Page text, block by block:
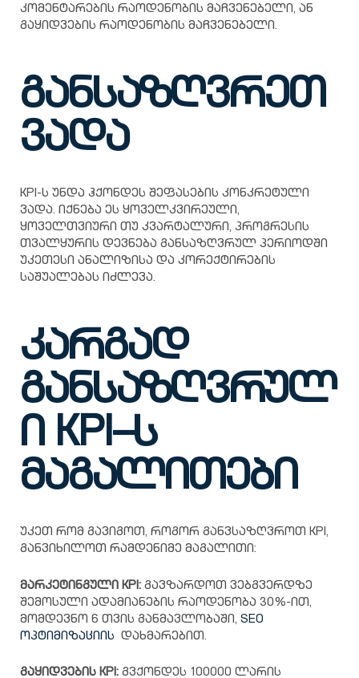
კომენტარების რაოდენობის მაჩვენებელი, ან
გაყიდვების რაოდენობის მაჩვენებელი.
განსაზღვრეთ
ვადა
KPI-ს უნდა ჰქონდეს შეფასების კონკრეტული
ვადა. იქნება ეს ყოველკვირეული,
ყოველთვიური თუ კვარტალური, პროგრესის
თვალყურის დევნება განსაზღვრულ პერიოდში
უკეთესი ანალიზისა და კორექტირების
საშუალებას იძლევა.
კარგად
განსაზღვრულ
ი KPI–ს
მაგალითები
უკეთ რომ გავიგოთ, როგორ განვსაზღვროთ KPI,
განვიხილოთ რამდენიმე მაგალითი:
მარკეტინგული KPI: გავზარდოთ ვებგვერდზე
შემოსული ადამიანების რაოდენობა 30%-ით,
მომდევნო 6 თვის განმავლობაში, SEO
ოპტიმიზაციის დახმარებით.
გაყიდვების KPI: გვქონდეს 100000 ლარის